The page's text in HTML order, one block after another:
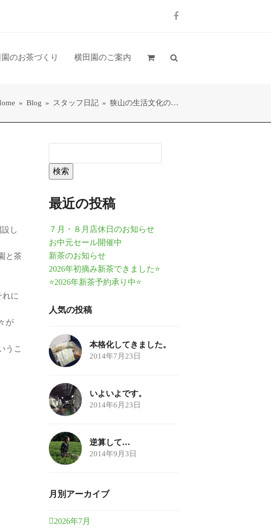
Facebook
のお茶づくり 横田園のご案内
» Blog » スタッフ日記 » 狭山の生活文化の…
し
と茶
に
が
うこ
検索
最近の投稿
７月・８月店休日のお知らせ
お中元セール開催中
新茶のお知らせ
2026年初摘み新茶できました⭐
⭐2026年新茶予約承り中⭐
人気の投稿
本格化してきました。
2014年7月23日
いよいよです。
2014年6月23日
逆算して…
2014年9月3日
月別アーカイブ
2026年7月